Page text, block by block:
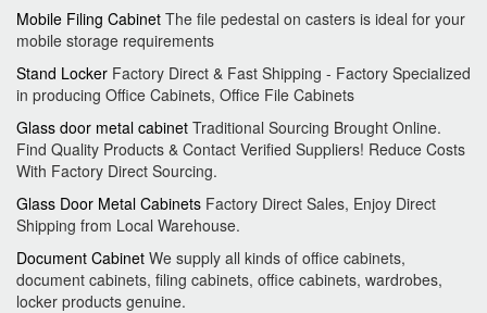
Mobile Filing Cabinet The file pedestal on casters is ideal for your
mobile storage requirements
Stand Locker Factory Direct & Fast Shipping - Factory Specialized
in producing Office Cabinets, Office File Cabinets
Glass door metal cabinet Traditional Sourcing Brought Online.
Find Quality Products & Contact Verified Suppliers! Reduce Costs
With Factory Direct Sourcing.
Glass Door Metal Cabinets Factory Direct Sales, Enjoy Direct
Shipping from Local Warehouse.
Document Cabinet We supply all kinds of office cabinets,
document cabinets, filing cabinets, office cabinets, wardrobes,
locker products genuine.